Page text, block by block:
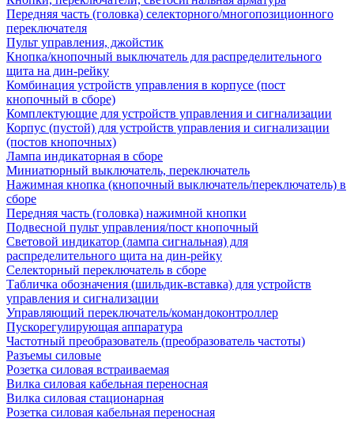
Передняя часть (головка) селекторного/многопозиционного
переключателя
Пульт управления, джойстик
Кнопка/кнопочный выключатель для распределительного
щита на дин-рейку
Комбинация устройств управления в корпусе (пост
кнопочный в сборе)
Комплектующие для устройств управления и сигнализации
Корпус (пустой) для устройств управления и сигнализации
(постов кнопочных)
Лампа индикаторная в сборе
Миниатюрный выключатель, переключатель
Нажимная кнопка (кнопочный выключатель/переключатель) в
сборе
Передняя часть (головка) нажимной кнопки
Подвесной пульт управления/пост кнопочный
Световой индикатор (лампа сигнальная) для
распределительного щита на дин-рейку
Селекторный переключатель в сборе
Табличка обозначения (шильдик-вставка) для устройств
управления и сигнализации
Управляющий переключатель/командоконтроллер
Пускорегулирующая аппаратура
Частотный преобразователь (преобразователь частоты)
Разъемы силовые
Розетка силовая встраиваемая
Вилка силовая кабельная переносная
Вилка силовая стационарная
Розетка силовая кабельная переносная